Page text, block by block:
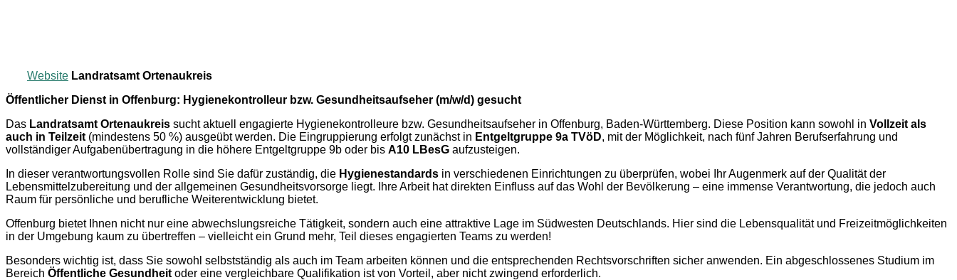
Website Landratsamt Ortenaukreis
Öffentlicher Dienst in Offenburg: Hygienekontrolleur bzw. Gesundheitsaufseher (m/w/d) gesucht
Das Landratsamt Ortenaukreis sucht aktuell engagierte Hygienekontrolleure bzw. Gesundheitsaufseher in Offenburg, Baden-Württemberg. Diese Position kann sowohl in Vollzeit als
auch in Teilzeit (mindestens 50 %) ausgeübt werden. Die Eingruppierung erfolgt zunächst in Entgeltgruppe 9a TVöD, mit der Möglichkeit, nach fünf Jahren Berufserfahrung und
vollständiger Aufgabenübertragung in die höhere Entgeltgruppe 9b oder bis A10 LBesG aufzusteigen.
In dieser verantwortungsvollen Rolle sind Sie dafür zuständig, die Hygienestandards in verschiedenen Einrichtungen zu überprüfen, wobei Ihr Augenmerk auf der Qualität der
Lebensmittelzubereitung und der allgemeinen Gesundheitsvorsorge liegt. Ihre Arbeit hat direkten Einfluss auf das Wohl der Bevölkerung – eine immense Verantwortung, die jedoch auch
Raum für persönliche und berufliche Weiterentwicklung bietet.
Offenburg bietet Ihnen nicht nur eine abwechslungsreiche Tätigkeit, sondern auch eine attraktive Lage im Südwesten Deutschlands. Hier sind die Lebensqualität und Freizeitmöglichkeiten
in der Umgebung kaum zu übertreffen – vielleicht ein Grund mehr, Teil dieses engagierten Teams zu werden!
Besonders wichtig ist, dass Sie sowohl selbstständig als auch im Team arbeiten können und die entsprechenden Rechtsvorschriften sicher anwenden. Ein abgeschlossenes Studium im
Bereich Öffentliche Gesundheit oder eine vergleichbare Qualifikation ist von Vorteil, aber nicht zwingend erforderlich.